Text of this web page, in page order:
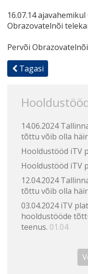
16.07.14
Obrazovatelnõi
Pervõi
Tagasi
14.06.2024
tõttu võib olla
Hooldustööd iTV
Hooldustööd iTV
12.04.2024
tõttu võib olla
03.04.2024 iTV
hooldustööde
teenus. 01.04